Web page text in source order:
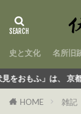
史と文化 名所旧
」は、 京都の伏見
HOME 雑記